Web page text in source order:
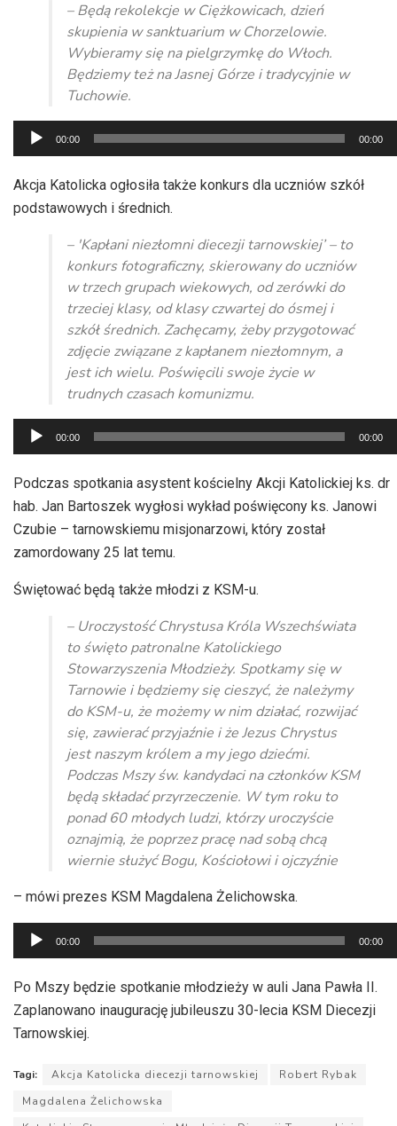
– Będą rekolekcje w Ciężkowicach, dzień
skupienia w sanktuarium w Chorzelowie.
Wybieramy się na pielgrzymkę do Włoch.
Będziemy też na Jasnej Górze i tradycyjnie w
Tuchowie.
Odtwarzacz
plików
dźwiękowych
00:00 00:00
Akcja Katolicka ogłosiła także konkurs dla uczniów szkół
podstawowych i średnich.
– 'Kapłani niezłomni diecezji tarnowskiej’ – to
konkurs fotograficzny, skierowany do uczniów
w trzech grupach wiekowych, od zerówki do
trzeciej klasy, od klasy czwartej do ósmej i
szkół średnich. Zachęcamy, żeby przygotować
zdjęcie związane z kapłanem niezłomnym, a
jest ich wielu. Poświęcili swoje życie w
trudnych czasach komunizmu.
Odtwarzacz
plików
dźwiękowych
00:00 00:00
Podczas spotkania asystent kościelny Akcji Katolickiej ks. dr
hab. Jan Bartoszek wygłosi wykład poświęcony ks. Janowi
Czubie – tarnowskiemu misjonarzowi, który został
zamordowany 25 lat temu.
Świętować będą także młodzi z KSM-u.
– Uroczystość Chrystusa Króla Wszechświata
to święto patronalne Katolickiego
Stowarzyszenia Młodzieży. Spotkamy się w
Tarnowie i będziemy się cieszyć, że należymy
do KSM-u, że możemy w nim działać, rozwijać
się, zawierać przyjaźnie i że Jezus Chrystus
jest naszym królem a my jego dziećmi.
Podczas Mszy św. kandydaci na członków KSM
będą składać przyrzeczenie. W tym roku to
ponad 60 młodych ludzi, którzy uroczyście
oznajmią, że poprzez pracę nad sobą chcą
wiernie służyć Bogu, Kościołowi i ojczyźnie
– mówi prezes KSM Magdalena Żelichowska.
Odtwarzacz
plików
dźwiękowych
00:00 00:00
Po Mszy będzie spotkanie młodzieży w auli Jana Pawła II.
Zaplanowano inaugurację jubileuszu 30-lecia KSM Diecezji
Tarnowskiej.
Tagi: Akcja Katolicka diecezji tarnowskiej
Robert Rybak
Magdalena Żelichowska